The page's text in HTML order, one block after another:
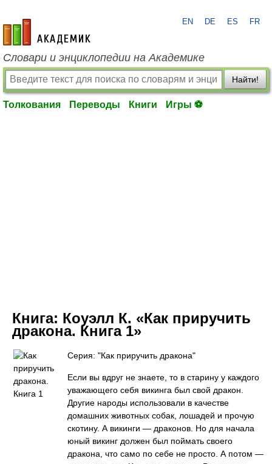
academic.ru
EN DE ES FR
Словари и энциклопедии на Академике
Найти!
Толкования Переводы Книги Игры ⚽
Книга: Коуэлл К. «Как приручить
дракона. Книга 1»
Серия: "Как приручить дракона"
Если вы вдруг не знаете, то в старину у каждого
уважающего себя викинга был свой дракон.
Другие народы использовали в качестве
домашних животных собак, лошадей и прочую
скотину. А викинги — драконов. Но для начала
юный викинг должен был поймать своего
дракона, что само по себе не просто. А потом —